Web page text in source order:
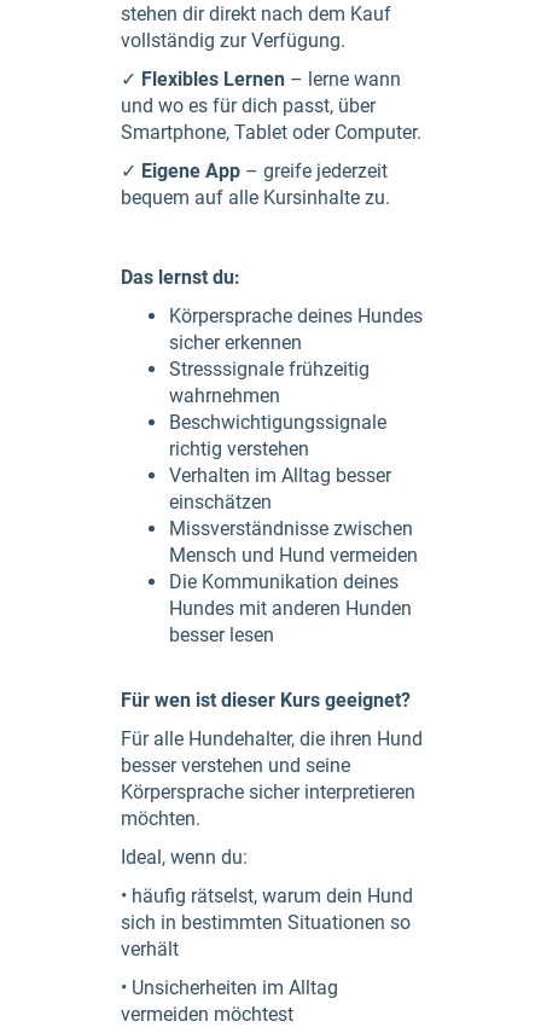
stehen dir direkt nach dem Kauf
vollständig zur Verfügung.
✓ Flexibles Lernen – lerne wann
und wo es für dich passt, über
Smartphone, Tablet oder Computer.
✓ Eigene App – greife jederzeit
bequem auf alle Kursinhalte zu.
Das lernst du:
Körpersprache deines Hundes
sicher erkennen
Stresssignale frühzeitig
wahrnehmen
Beschwichtigungssignale
richtig verstehen
Verhalten im Alltag besser
einschätzen
Missverständnisse zwischen
Mensch und Hund vermeiden
Die Kommunikation deines
Hundes mit anderen Hunden
besser lesen
Für wen ist dieser Kurs geeignet?
Für alle Hundehalter, die ihren Hund
besser verstehen und seine
Körpersprache sicher interpretieren
möchten.
Ideal, wenn du:
• häufig rätselst, warum dein Hund
sich in bestimmten Situationen so
verhält
• Unsicherheiten im Alltag
vermeiden möchtest